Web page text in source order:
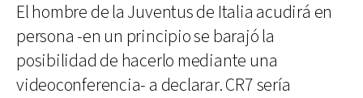
El hombre de la Juventus de Italia acudirá en
persona -en un principio se barajó la
posibilidad de hacerlo mediante una
videoconferencia- a declarar. CR7 sería